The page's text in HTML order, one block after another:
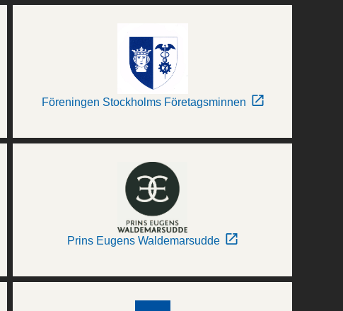
Föreningen Stockholms Företagsminnen
Prins Eugens Waldemarsudde